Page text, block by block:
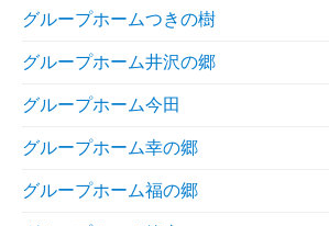
グループホームつきの樹
グループホーム井沢の郷
グループホーム今田
グループホーム幸の郷
グループホーム福の郷